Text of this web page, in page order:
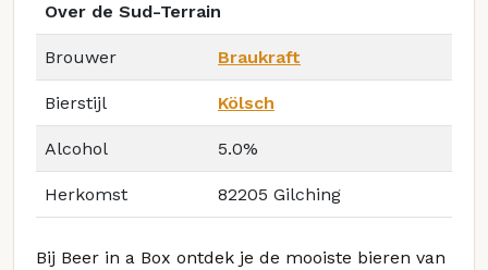
Over de Sud-Terrain
Brouwer Braukraft
Bierstijl Kölsch
Alcohol 5.0%
Herkomst 82205 Gilching
Bij Beer in a Box ontdek je de mooiste bieren van